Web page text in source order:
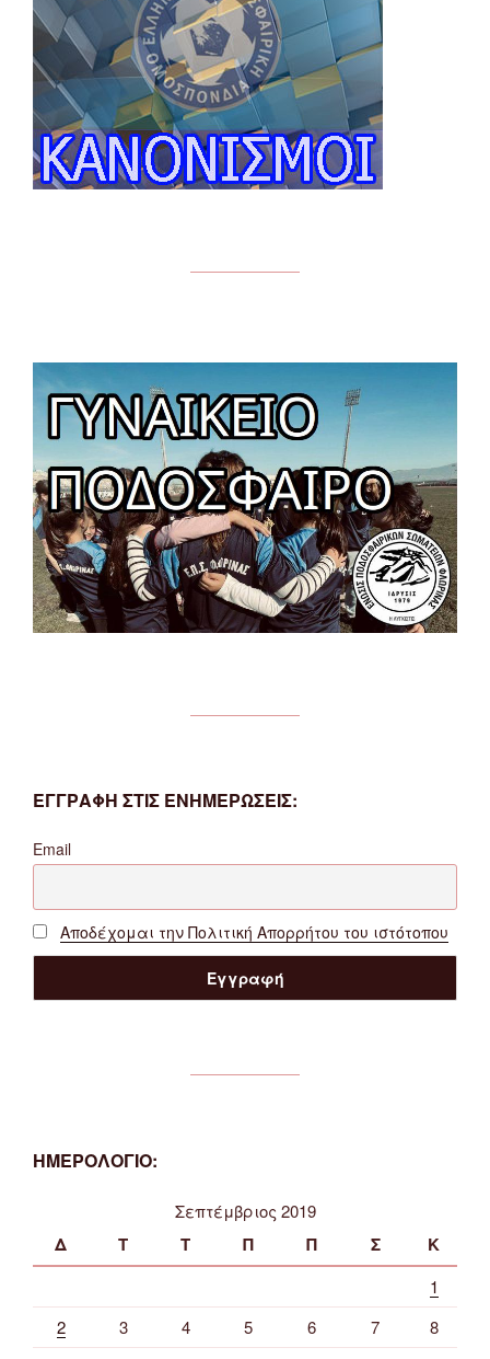
ΕΓΓΡΑΦΗ ΣΤΙΣ ΕΝΗΜΕΡΩΣΕΙΣ:
Email
Αποδέχομαι την Πολιτική Απορρήτου του ιστότοπου
ΗΜΕΡΟΛΟΓΙΟ:
Σεπτέμβριος 2019
Δ Τ Τ Π Π Σ Κ
1
2
3 4 5 6 7
8